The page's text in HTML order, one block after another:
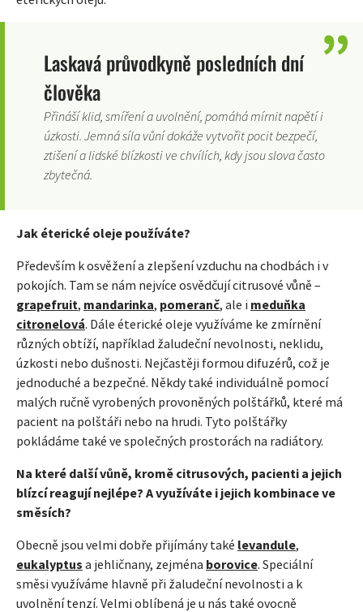
Laskavá průvodkyně posledních dní
člověka
Přináší klid, smíření a uvolnění, pomáhá mírnit napětí i
úzkosti. Jemná síla vůní dokáže vytvořit pocit bezpečí,
ztišení a lidské blízkosti ve chvílích, kdy jsou slova často
zbytečná.
Jak éterické oleje používáte?
Především k osvěžení a zlepšení vzduchu na chodbách i v
pokojích. Tam se nám nejvíce osvědčují citrusové vůně –
grapefruit, mandarinka, pomeranč, ale i meduňka
citronelová. Dále éterické oleje využíváme ke zmírnění
různých obtíží, například žaludeční nevolnosti, neklidu,
úzkosti nebo dušnosti. Nejčastěji formou difuzérů, což je
jednoduché a bezpečné. Někdy také individuálně pomocí
malých ručně vyrobených provoněných polštářků, které má
pacient na polštáři nebo na hrudi. Tyto polštářky
pokládáme také ve společných prostorách na radiátory.
Na které další vůně, kromě citrusových, pacienti a jejich
blízcí reagují nejlépe? A využíváte i jejich kombinace ve
směsích?
Obecně jsou velmi dobře přijímány také levandule,
eukalyptus a jehličnany, zejména borovice. Speciální
směsi využíváme hlavně při žaludeční nevolnosti a k
uvolnění tenzí. Velmi oblíbená je u nás také ovocně